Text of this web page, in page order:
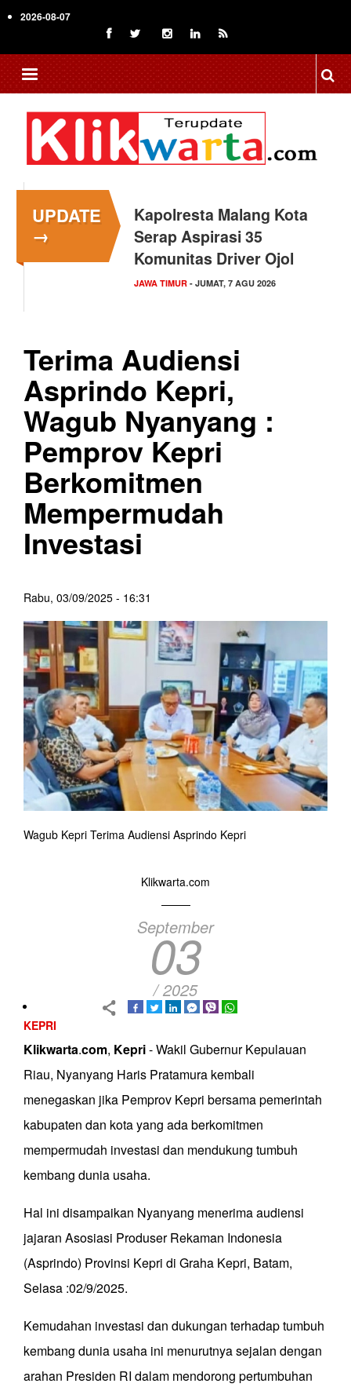
to
content
2026-08-07
UPDATE
→
Kapolresta Malang Kota
Serap Aspirasi 35
Komunitas Driver Ojol
JAWA TIMUR - JUMAT, 7 AGU 2026
Terima Audiensi
Asprindo Kepri,
Wagub Nyanyang :
Pemprov Kepri
Berkomitmen
Mempermudah
Investasi
Rabu, 03/09/2025 - 16:31
Wagub Kepri Terima Audiensi Asprindo Kepri
Klikwarta.com
September
03
/ 2025
KEPRI
Klikwarta.com, Kepri- Wakil Gubernur Kepulauan
Riau, Nyanyang Haris Pratamura kembali
menegaskan jika Pemprov Kepri bersama pemerintah
kabupaten dan kota yang ada berkomitmen
mempermudah investasi dan mendukung tumbuh
kembang dunia usaha.
Hal ini disampaikan Nyanyang menerima audiensi
jajaran Asosiasi Produser Rekaman Indonesia
(Asprindo) Provinsi Kepri di Graha Kepri, Batam,
Selasa :02/9/2025.
Kemudahan investasi dan dukungan terhadap tumbuh
kembang dunia usaha ini menurutnya sejalan dengan
arahan Presiden RI dalam mendorong pertumbuhan